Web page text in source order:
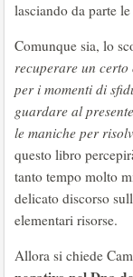
lasciando da parte
Comunque sia, lo
recuperare un
per i momenti di
guardare al
le maniche per
questo libro
tanto tempo molto
delicato discorso
elementari risorse.
Allora si chiede